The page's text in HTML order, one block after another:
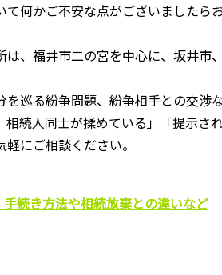
て何かご不安な点がございましたら
は、福井市二の宮を中心に、坂井
を巡る紛争問題、紛争相手との交渉
相続人同士が揉めている」「提示
にご相談ください。
続き方法や相続放棄との違いなど